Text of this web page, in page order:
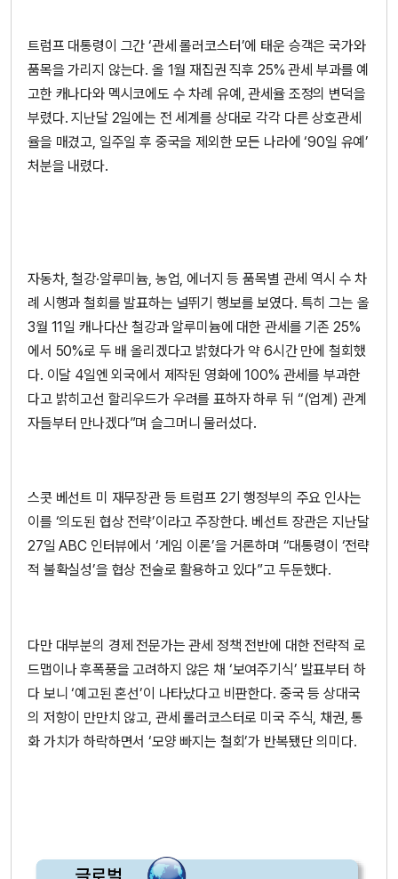
트럼프 대통령이 그간 ‘관세 롤러코스터’에 태운 승객은 국가와
품목을 가리지 않는다. 올 1월 재집권 직후 25% 관세 부과를 예
고한 캐나다와 멕시코에도 수 차례 유예, 관세율 조정의 변덕을
부렸다. 지난달 2일에는 전 세계를 상대로 각각 다른 상호관세
율을 매겼고, 일주일 후 중국을 제외한 모든 나라에 ‘90일 유예’
처분을 내렸다.
자동차, 철강·알루미늄, 농업, 에너지 등 품목별 관세 역시 수 차
례 시행과 철회를 발표하는 널뛰기 행보를 보였다. 특히 그는 올
3월 11일 캐나다산 철강과 알루미늄에 대한 관세를 기존 25%
에서 50%로 두 배 올리겠다고 밝혔다가 약 6시간 만에 철회했
다. 이달 4일엔 외국에서 제작된 영화에 100% 관세를 부과한
다고 밝히고선 할리우드가 우려를 표하자 하루 뒤 “(업계) 관계
자들부터 만나겠다”며 슬그머니 물러섰다.
스콧 베선트 미 재무장관 등 트럼프 2기 행정부의 주요 인사는
이를 ‘의도된 협상 전략’이라고 주장한다. 베선트 장관은 지난달
27일 ABC 인터뷰에서 ‘게임 이론’을 거론하며 “대통령이 ‘전략
적 불확실성’을 협상 전술로 활용하고 있다”고 두둔했다.
다만 대부분의 경제 전문가는 관세 정책 전반에 대한 전략적 로
드맵이나 후폭풍을 고려하지 않은 채 ‘보여주기식’ 발표부터 하
다 보니 ‘예고된 혼선’이 나타났다고 비판한다. 중국 등 상대국
의 저항이 만만치 않고, 관세 롤러코스터로 미국 주식, 채권, 통
화 가치가 하락하면서 ‘모양 빠지는 철회’가 반복됐단 의미다.